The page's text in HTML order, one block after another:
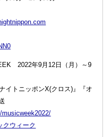
2022年9月12日（月）～9
イトニッポンX(クロス)』『オ
クウィーク